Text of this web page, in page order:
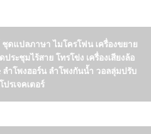
ดแปลภาษา ไมโครโฟน เครื่องขยาย
ระชุมไร้สาย โทรโข่ง เครื่องเสียงล้อ
ลำโพงฮอร์น ลำโพงกันน้ำ วอลลุ่มปรับ
ปรเจคเตอร์